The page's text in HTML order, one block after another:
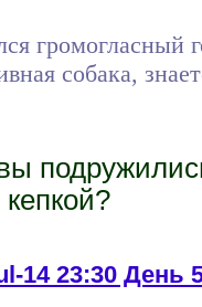
собака,
14 23:30 День